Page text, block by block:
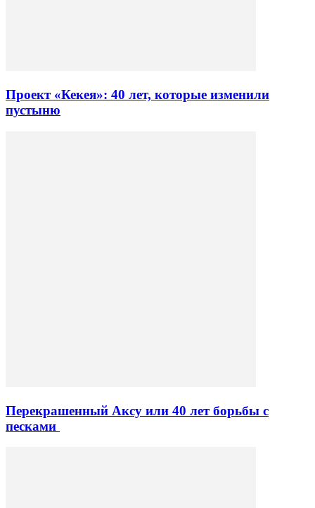
Проект «Кекея»: 40 лет, которые изменили
пустыню
Перекрашенный Аксу или 40 лет борьбы с
песками